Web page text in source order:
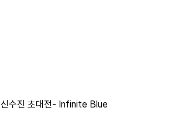
신수진 초대전- Infinite Blue